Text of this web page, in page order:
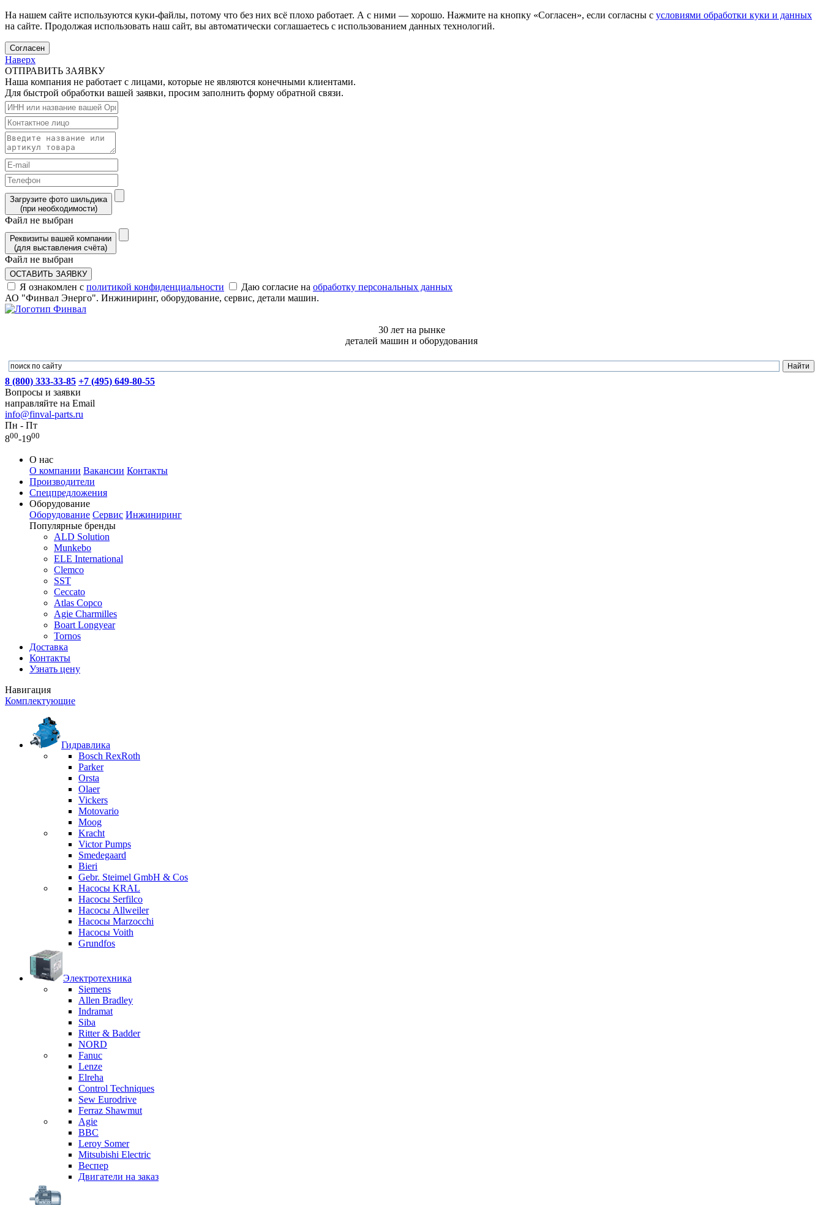
На нашем сайте используются куки-файлы, потому что без них всё плохо работает. А с ними — хорошо. Нажмите на кнопку «Согласен», если согласны с условиями обработки куки и данных
на сайте. Продолжая использовать наш сайт, вы автоматически соглашаетесь с использованием данных технологий.
Согласен
Наверх
ОТПРАВИТЬ ЗАЯВКУ
Наша компания не работает с лицами, которые не являются конечными клиентами.
Для быстрой обработки вашей заявки, просим заполнить форму обратной связи.
Загрузите фото шильдика
(при необходимости)
Файл не выбран
Реквизиты вашей компании
(для выставления счёта)
Файл не выбран
ОСТАВИТЬ ЗАЯВКУ
Я ознакомлен с политикой конфиденциальности Даю согласие на обработку персональных данных
АО "Финвал Энерго". Инжиниринг, оборудование, сервис, детали машин.
30 лет на рынке
деталей машин и оборудования
8 (800) 333-33-85 +7 (495) 649-80-55
Вопросы и заявки
направляйте на Email
info@finval-parts.ru
Пн - Пт
800-1900
О нас
О компании Вакансии Контакты
Производители
Спецпредложения
Оборудование
Оборудование Сервис Инжиниринг
Популярные бренды
ALD Solution
Munkebo
ELE International
Clemco
SST
Ceccato
Atlas Copco
Agie Charmilles
Boart Longyear
Tornos
Доставка
Контакты
Узнать цену
Навигация
Комплектующие
Гидравлика
Bosch RexRoth
Parker
Orsta
Olaer
Vickers
Motovario
Moog
Kracht
Victor Pumps
Smedegaard
Bieri
Gebr. Steimel GmbH & Cos
Насосы KRAL
Насосы Serfilco
Насосы Allweiler
Насосы Marzocchi
Насосы Voith
Grundfos
Электротехника
Siemens
Allen Bradley
Indramat
Siba
Ritter & Badder
NORD
Fanuc
Lenze
Elreha
Control Techniques
Sew Eurodrive
Ferraz Shawmut
Agie
BBC
Leroy Somer
Mitsubishi Electric
Веспер
Двигатели на заказ